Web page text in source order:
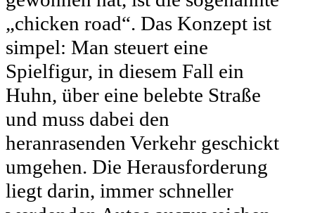
„chicken road“. Das Konzept ist
simpel: Man steuert eine
Spielfigur, in diesem Fall ein
Huhn, über eine belebte Straße
und muss dabei den
heranrasenden Verkehr geschickt
umgehen. Die Herausforderung
liegt darin, immer schneller